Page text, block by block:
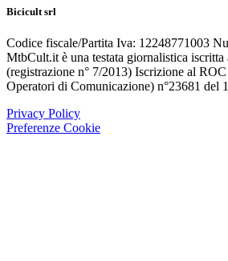
Bicicult srl
Codice fiscale/Partita Iva: 12248771003
MtbCult.it è una testata giornalistica
(registrazione n° 7/2013) Iscrizione al
Operatori di Comunicazione) n°23681 del
Privacy Policy
Preferenze Cookie